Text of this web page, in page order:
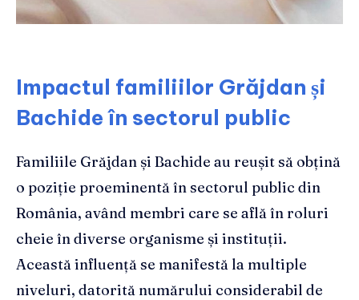
Impactul familiilor Grăjdan și
Bachide în sectorul public
Familiile Grăjdan și Bachide au reușit să obțină
o poziție proeminentă în sectorul public din
România, având membri care se află în roluri
cheie în diverse organisme și instituții.
Această influență se manifestă la multiple
niveluri, datorită numărului considerabil de